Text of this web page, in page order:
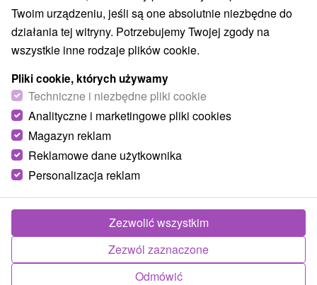
Twoim urządzeniu, jeśli są one absolutnie niezbędne do
działania tej witryny. Potrzebujemy Twojej zgody na
wszystkie inne rodzaje plików cookie.
Pliki cookie, których używamy
Techniczne i niezbędne pliki cookie
Analityczne i marketingowe pliki cookies
Magazyn reklam
Reklamowe dane użytkownika
Personalizacja reklam
Odmówić
Zezwól zaznaczone
Zezwolić wszystkim